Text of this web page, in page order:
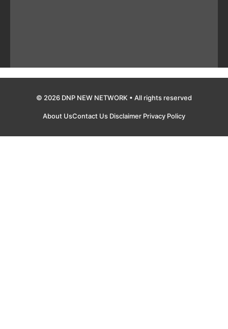
© 2026 DNP NEW NETWORK • All rights reserved
About UsContact Us Disclaimer Privacy Policy